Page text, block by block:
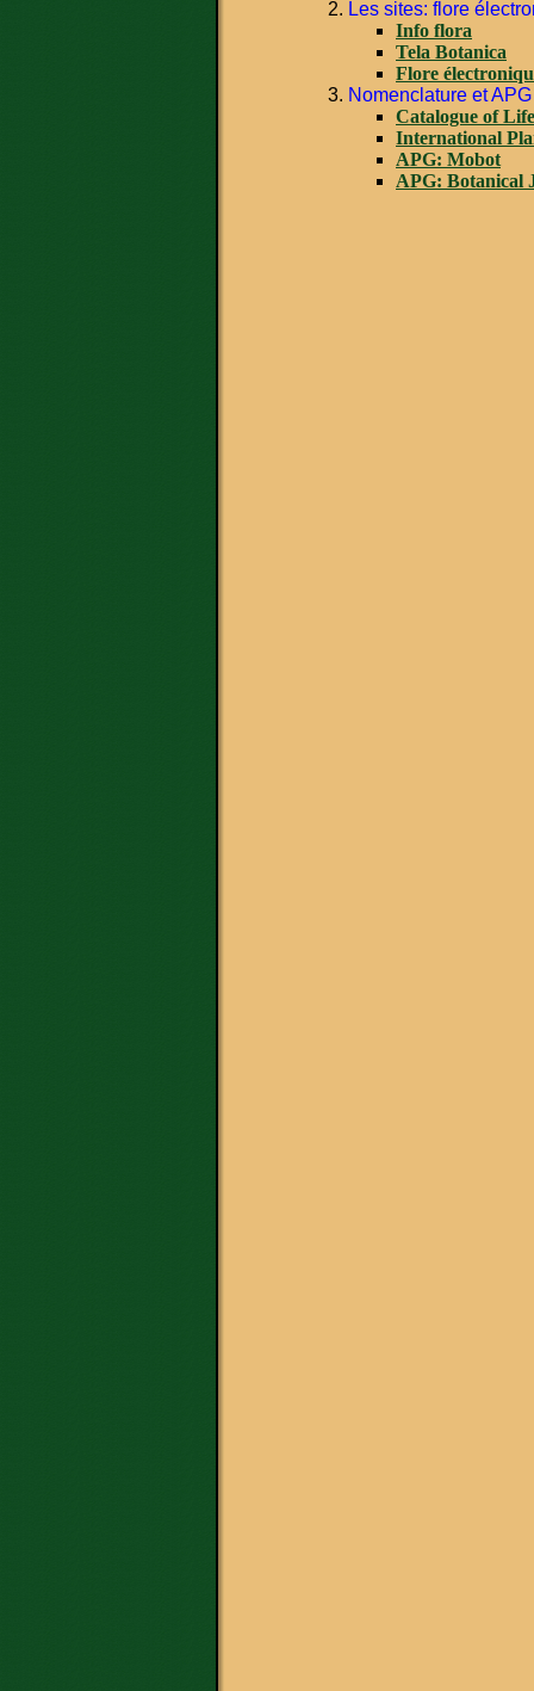
Les sites: flore
Info flora
Tela Botanica
Flore
Nomenclature et APG
Catalogue of Life
International
APG: Mobot
APG: Botanical